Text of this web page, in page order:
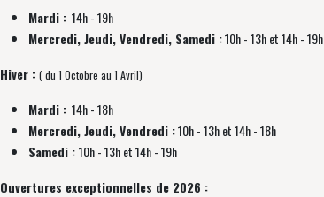
Mardi : 14h - 19h
Mercredi, Jeudi, Vendredi, Samedi :10h - 13h et 14h - 19h
Hiver : ( du 1 Octobre au 1 Avril)
Mardi : 14h - 18h
Mercredi, Jeudi, Vendredi :10h - 13h et 14h - 18h
Samedi :10h - 13h et 14h - 19h
Ouvertures exceptionnelles de 2026 :